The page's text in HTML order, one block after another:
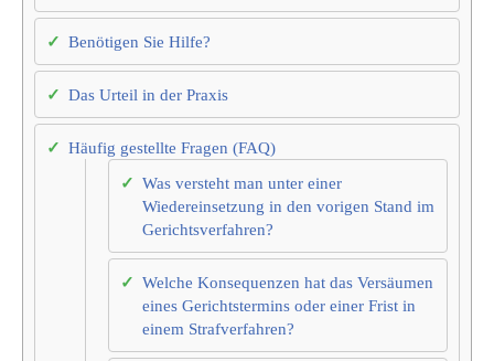
Benötigen Sie Hilfe?
Das Urteil in der Praxis
Häufig gestellte Fragen (FAQ)
Was versteht man unter einer
Wiedereinsetzung in den vorigen Stand im
Gerichtsverfahren?
Welche Konsequenzen hat das Versäumen
eines Gerichtstermins oder einer Frist in
einem Strafverfahren?